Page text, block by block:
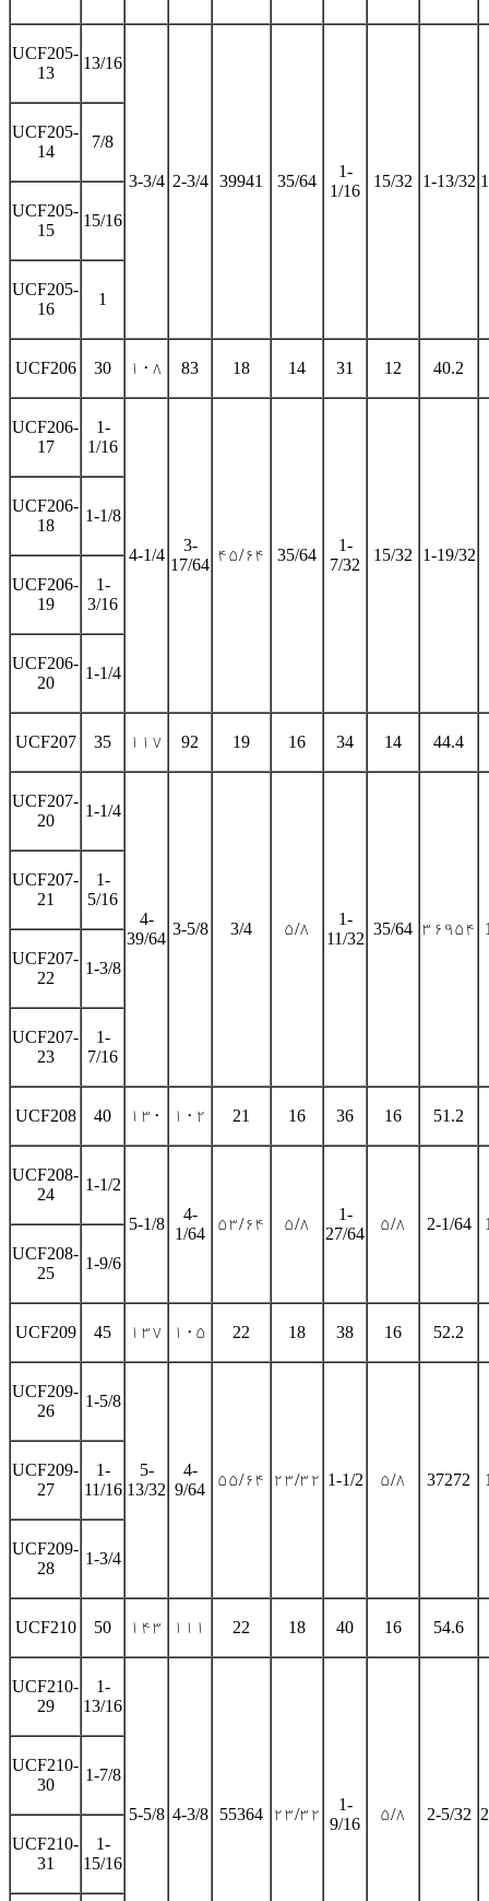
UCF205-
13
13/16
3-3/4 2-3/4 39941 35/64
1-
1/16
15/32 1-13/32
UCF205-
14
7/8
UCF205-
15
15/16
UCF205-
16
1
UCF206 30 ۱۰۸ 83 18 14 31 12 40.2
UCF206-
17
1-
1/16
4-1/4
3-
17/64
۴۵/۶۴ 35/64
1-
7/32
15/32 1-19/32
UCF206-
18
1-1/8
UCF206-
19
1-
3/16
UCF206-
20
1-1/4
UCF207 35 ۱۱۷ 92 19 16 34 14 44.4
UCF207-
20
1-1/4
4-
39/64
3-5/8 3/4 ۵/۸
1-
11/32
35/64 ۳۶۹۵۴
UCF207-
21
1-
5/16
UCF207-
22
1-3/8
UCF207-
23
1-
7/16
UCF208 40 ۱۳۰ ۱۰۲ 21 16 36 16 51.2
UCF208-
24
1-1/2
5-1/8
4-
1/64
۵۳/۶۴ ۵/۸
1-
27/64
۵/۸ 2-1/64
UCF208-
25
1-9/6
UCF209 45 ۱۳۷ ۱۰۵ 22 18 38 16 52.2
UCF209-
26
1-5/8
5-
13/32
4-
9/64
۵۵/۶۴ ۲۳/۳۲ 1-1/2 ۵/۸ 37272
UCF209-
27
1-
11/16
UCF209-
28
1-3/4
UCF210 50 ۱۴۳ ۱۱۱ 22 18 40 16 54.6
UCF210-
29
1-
13/16
5-5/8 4-3/8 55364 ۲۳/۳۲
1-
9/16
۵/۸ 2-5/32
UCF210-
30
1-7/8
UCF210-
31
1-
15/16